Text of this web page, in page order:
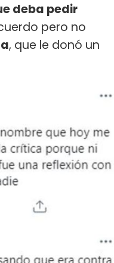
deba pedir
pero no
, que le donó un